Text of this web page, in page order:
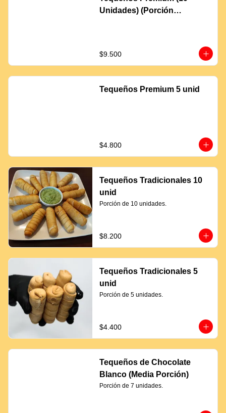
Unidades) (Porción
$9.500
Tequeños Premium 5 unid
$4.800
Tequeños Tradicionales 10
unid
Porción de 10 unidades.
$8.200
Tequeños Tradicionales 5
unid
Porción de 5 unidades.
$4.400
Tequeños de Chocolate
Blanco (Media Porción)
Porción de 7 unidades.